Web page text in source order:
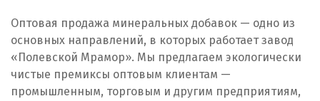
Павловский Посад
Пенза
Первоуральск
Оптовая продажа минеральных добавок — одно из
основных направлений, в которых работает завод
«Полевской Мрамор». Мы предлагаем экологически
чистые премиксы оптовым клиентам —
промышленным, торговым и другим предприятиям,